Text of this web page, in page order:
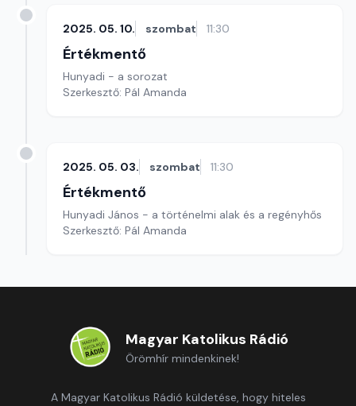
2025. 05. 10. szombat 11:30
Értékmentő
Hunyadi - a sorozat
Szerkesztő: Pál Amanda
2025. 05. 03. szombat 11:30
Értékmentő
Hunyadi János - a történelmi alak és a regényhős
Szerkesztő: Pál Amanda
Magyar Katolikus Rádió
Örömhír mindenkinek!
A Magyar Katolikus Rádió küldetése, hogy hiteles